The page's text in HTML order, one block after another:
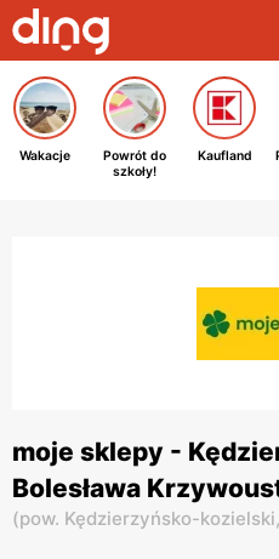
Wakacje
Powrót do
szkoły!
Kaufland
moje sklepy -
Bolesława
(pow. Kędzierzyńsko-kozielski,